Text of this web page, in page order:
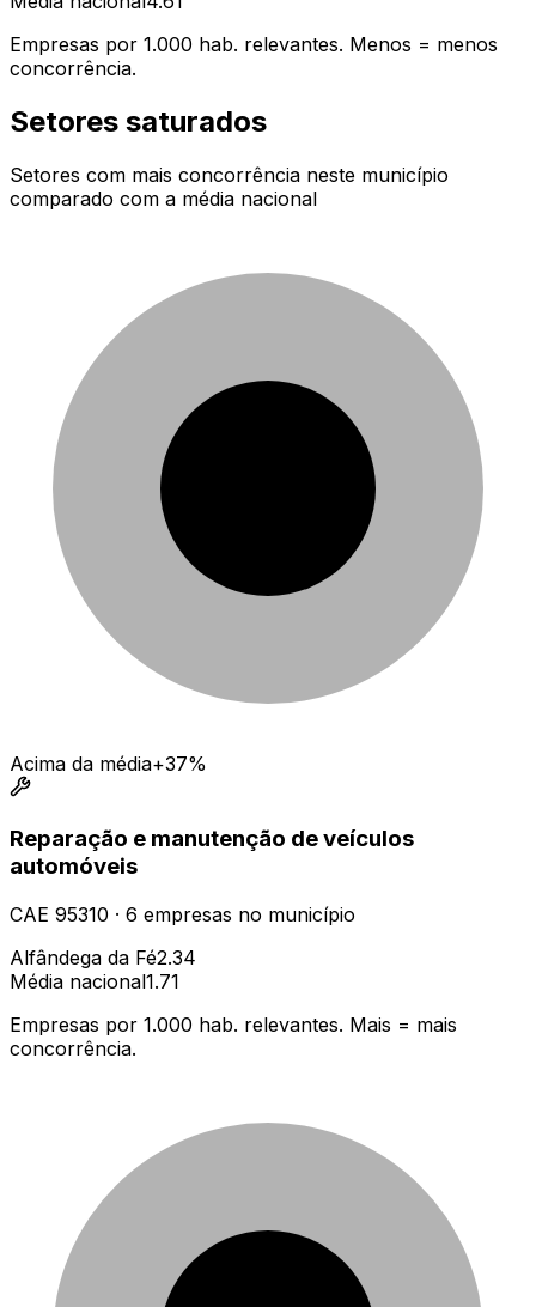
Empresas por 1.000 hab. relevantes. Menos = menos
concorrência.
Setores saturados
Setores com mais concorrência neste município
comparado com a média nacional
Acima da média+37%
Reparação e manutenção de veículos
automóveis
CAE 95310 · 6 empresas no município
Alfândega da Fé2.34
Média nacional1.71
Empresas por 1.000 hab. relevantes. Mais = mais
concorrência.